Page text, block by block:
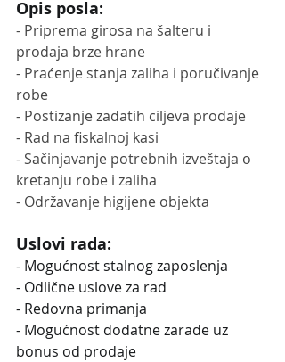
Opis posla:
- Priprema girosa na šalteru i
prodaja brze hrane
- Praćenje stanja zaliha i poručivanje
robe
- Postizanje zadatih ciljeva prodaje
- Rad na fiskalnoj kasi
- Sačinjavanje potrebnih izveštaja o
kretanju robe i zaliha
- Održavanje higijene objekta
Uslovi rada:
- Mogućnost stalnog zaposlenja
- Odlične uslove za rad
- Redovna primanja
- Mogućnost dodatne zarade uz
bonus od prodaje